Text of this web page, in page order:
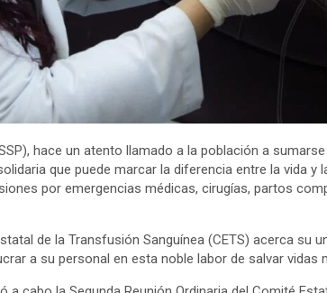
hace un atento llamado a la población a
que puede marcar la diferencia entre la vida y
por emergencias médicas, cirugías, partos
de la Transfusión Sanguínea (CETS) acerca su
a su personal en esta noble labor de salvar vidas